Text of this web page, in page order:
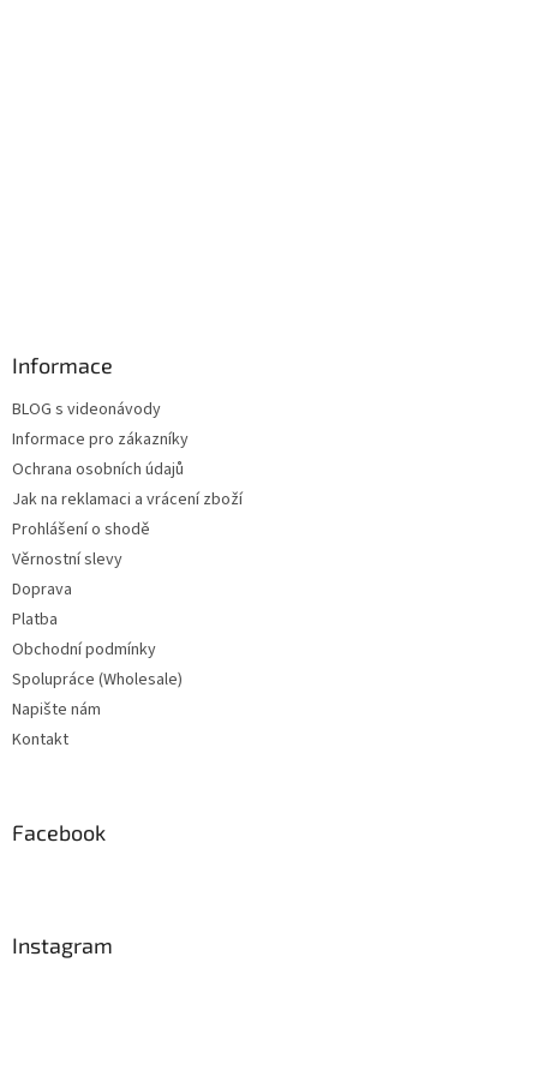
Informace
BLOG s videonávody
Informace pro zákazníky
Ochrana osobních údajů
Jak na reklamaci a vrácení zboží
Prohlášení o shodě
Věrnostní slevy
Doprava
Platba
Obchodní podmínky
Spolupráce (Wholesale)
Napište nám
Kontakt
Facebook
Instagram